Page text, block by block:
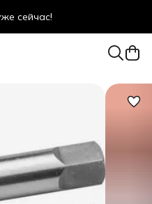
сейчас!
для физ. лиц